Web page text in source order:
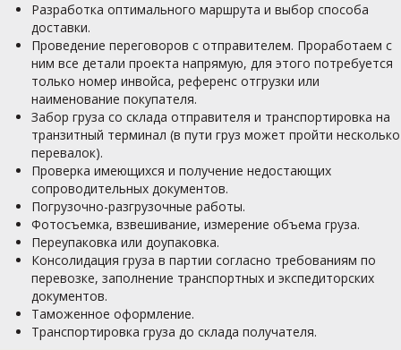
Разработка оптимального маршрута и выбор способа
доставки.
Проведение переговоров с отправителем. Проработаем с
ним все детали проекта напрямую, для этого потребуется
только номер инвойса, референс отгрузки или
наименование покупателя.
Забор груза со склада отправителя и транспортировка на
транзитный терминал (в пути груз может пройти несколько
перевалок).
Проверка имеющихся и получение недостающих
сопроводительных документов.
Погрузочно-разгрузочные работы.
Фотосъемка, взвешивание, измерение объема груза.
Переупаковка или доупаковка.
Консолидация груза в партии согласно требованиям по
перевозке, заполнение транспортных и экспедиторских
документов.
Таможенное оформление.
Транспортировка груза до склада получателя.